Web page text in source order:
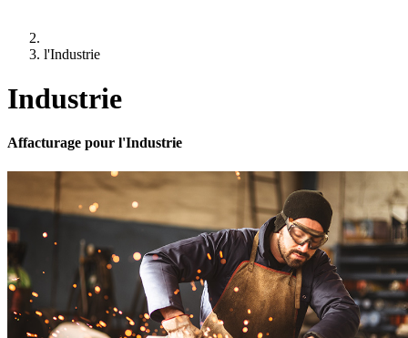
l'Industrie
Industrie
Affacturage pour l'Industrie
Le financement des activités industrielles est au cœur
de notre savoir faire.
Approvisionnement, encours de production, stocks, etc. l’activité
industrielle consomme d’importants volumes de liquidités….sans
compter les délais de règlement des clients.
Quels que soient l’âge et la situation de votre entreprise, Bibby
Factor France peut financer: